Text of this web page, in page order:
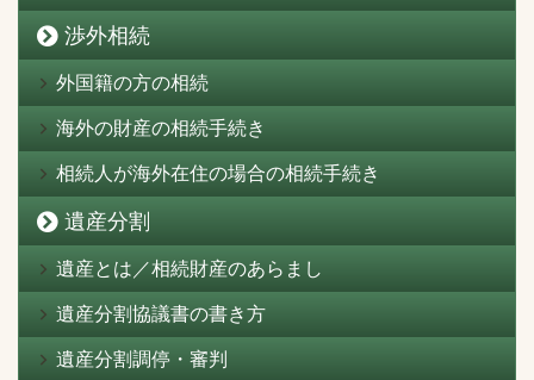
渉外相続
外国籍の方の相続
海外の財産の相続手続き
相続人が海外在住の場合の相続手続き
遺産分割
遺産とは／相続財産のあらまし
遺産分割協議書の書き方
遺産分割調停・審判